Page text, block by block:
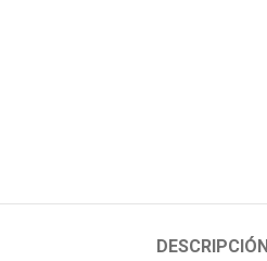
DESCRIPCIÓN